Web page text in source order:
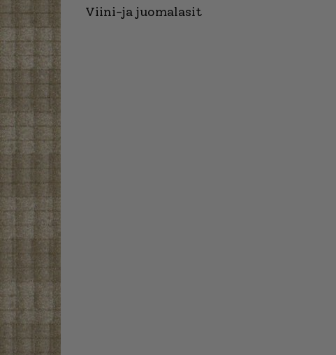
Viini-ja juomalasit